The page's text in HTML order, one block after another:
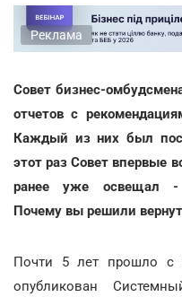
Реклама
Совет бизнес-
отчетов с
Каждый из них был
этот раз Совет впервые
ранее уже освещал -
Почему вы решили
Почти 5 лет прошло с
опубликован